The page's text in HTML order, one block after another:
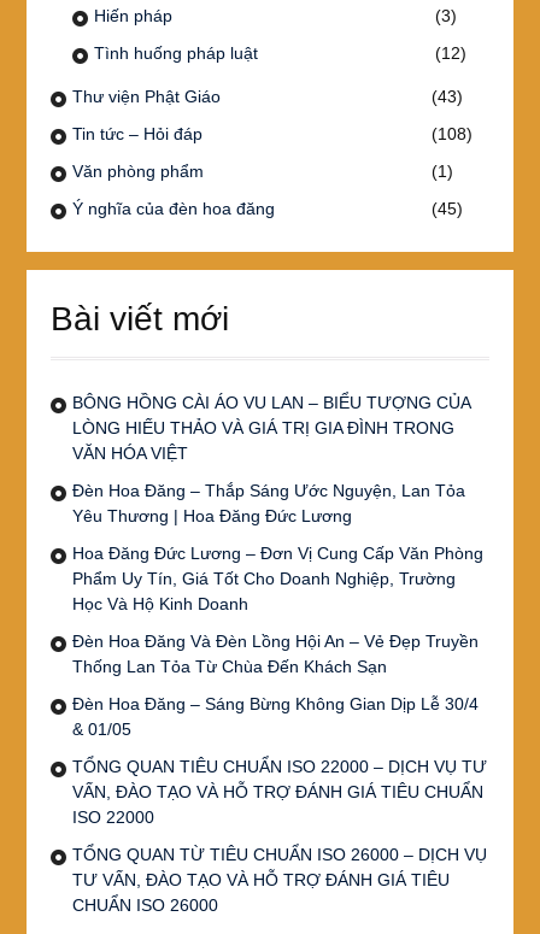
Hiến pháp
(3)
Tình huống pháp luật
(12)
Thư viện Phật Giáo
(43)
Tin tức – Hỏi đáp
(108)
Văn phòng phẩm
(1)
Ý nghĩa của đèn hoa đăng
(45)
Bài viết mới
BÔNG HỒNG CÀI ÁO VU LAN – BIỂU TƯỢNG CỦA
LÒNG HIẾU THẢO VÀ GIÁ TRỊ GIA ĐÌNH TRONG
VĂN HÓA VIỆT
Đèn Hoa Đăng – Thắp Sáng Ước Nguyện, Lan Tỏa
Yêu Thương | Hoa Đăng Đức Lương
Hoa Đăng Đức Lương – Đơn Vị Cung Cấp Văn Phòng
Phẩm Uy Tín, Giá Tốt Cho Doanh Nghiệp, Trường
Học Và Hộ Kinh Doanh
Đèn Hoa Đăng Và Đèn Lồng Hội An – Vẻ Đẹp Truyền
Thống Lan Tỏa Từ Chùa Đến Khách Sạn
Đèn Hoa Đăng – Sáng Bừng Không Gian Dịp Lễ 30/4
& 01/05
TỔNG QUAN TIÊU CHUẨN ISO 22000 – DỊCH VỤ TƯ
VẤN, ĐÀO TẠO VÀ HỖ TRỢ ĐÁNH GIÁ TIÊU CHUẨN
ISO 22000
TỔNG QUAN TỪ TIÊU CHUẨN ISO 26000 – DỊCH VỤ
TƯ VẤN, ĐÀO TẠO VÀ HỖ TRỢ ĐÁNH GIÁ TIÊU
CHUẨN ISO 26000